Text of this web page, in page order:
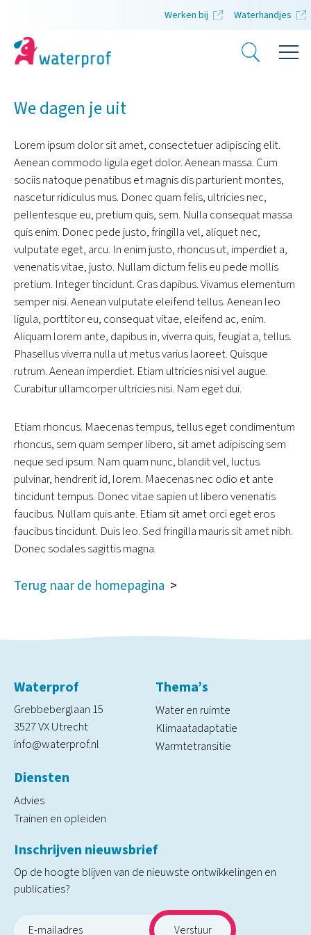
Werken bij Waterhandjes
We dagen je uit
Lorem ipsum dolor sit amet, consectetuer adipiscing elit.
Aenean commodo ligula eget dolor. Aenean massa. Cum
sociis natoque penatibus et magnis dis parturient montes,
nascetur ridiculus mus. Donec quam felis, ultricies nec,
pellentesque eu, pretium quis, sem. Nulla consequat massa
quis enim. Donec pede justo, fringilla vel, aliquet nec,
vulputate eget, arcu. In enim justo, rhoncus ut, imperdiet a,
venenatis vitae, justo. Nullam dictum felis eu pede mollis
pretium. Integer tincidunt. Cras dapibus. Vivamus elementum
semper nisi. Aenean vulputate eleifend tellus. Aenean leo
ligula, porttitor eu, consequat vitae, eleifend ac, enim.
Aliquam lorem ante, dapibus in, viverra quis, feugiat a, tellus.
Phasellus viverra nulla ut metus varius laoreet. Quisque
rutrum. Aenean imperdiet. Etiam ultricies nisi vel augue.
Curabitur ullamcorper ultricies nisi. Nam eget dui.
Etiam rhoncus. Maecenas tempus, tellus eget condimentum
rhoncus, sem quam semper libero, sit amet adipiscing sem
neque sed ipsum. Nam quam nunc, blandit vel, luctus
pulvinar, hendrerit id, lorem. Maecenas nec odio et ante
tincidunt tempus. Donec vitae sapien ut libero venenatis
faucibus. Nullam quis ante. Etiam sit amet orci eget eros
faucibus tincidunt. Duis leo. Sed fringilla mauris sit amet nibh.
Donec sodales sagittis magna.
Terug naar de homepagina >
Waterprof
Grebbeberglaan 15
3527 VX Utrecht
info@waterprof.nl
Thema’s
Water en ruimte
Klimaatadaptatie
Warmtetransitie
Diensten
Advies
Trainen en opleiden
Inschrijven nieuwsbrief
Op de hoogte blijven van de nieuwste ontwikkelingen en
publicaties?